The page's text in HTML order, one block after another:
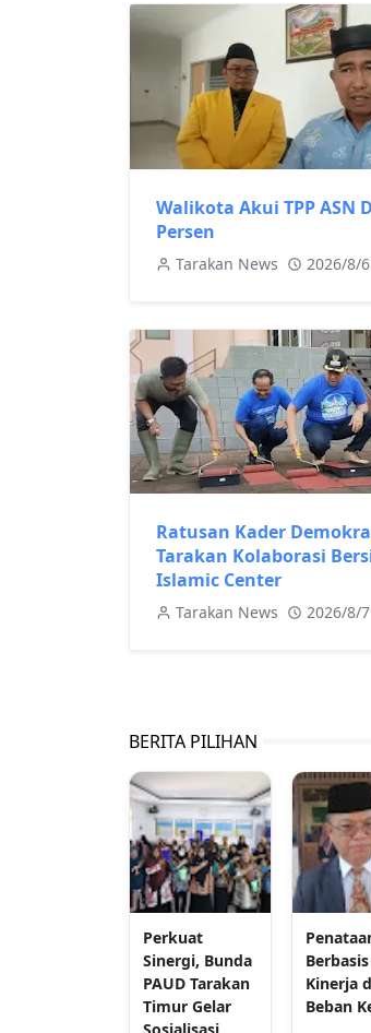
Walikota Akui TPP ASN
Persen
Tarakan News 2026/8/6
Ratusan Kader
Tarakan Kolaborasi
Islamic Center
Tarakan News 2026/8/7
BERITA PILIHAN
Perkuat
Sinergi, Bunda
PAUD Tarakan
Timur Gelar
Berbasis
Kinerja
Beban